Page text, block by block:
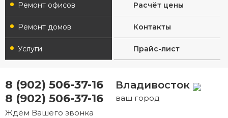
Ремонт офисов
Ремонт домов
Услуги
Расчёт цены
Контакты
Прайс-лист
8 (902) 506-37-16
8 (902) 506-37-16
Ждём Вашего звонка
Владивосток
ваш город